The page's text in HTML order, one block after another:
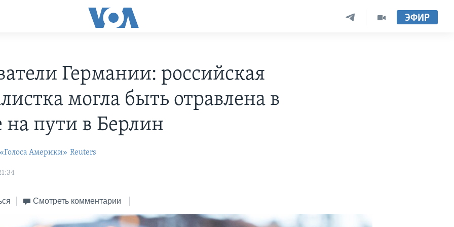
ЭФИР
Германии: российская
могла быть отравлена в
на пути в Берлин
Америки» Reuters
Смотреть комментарии